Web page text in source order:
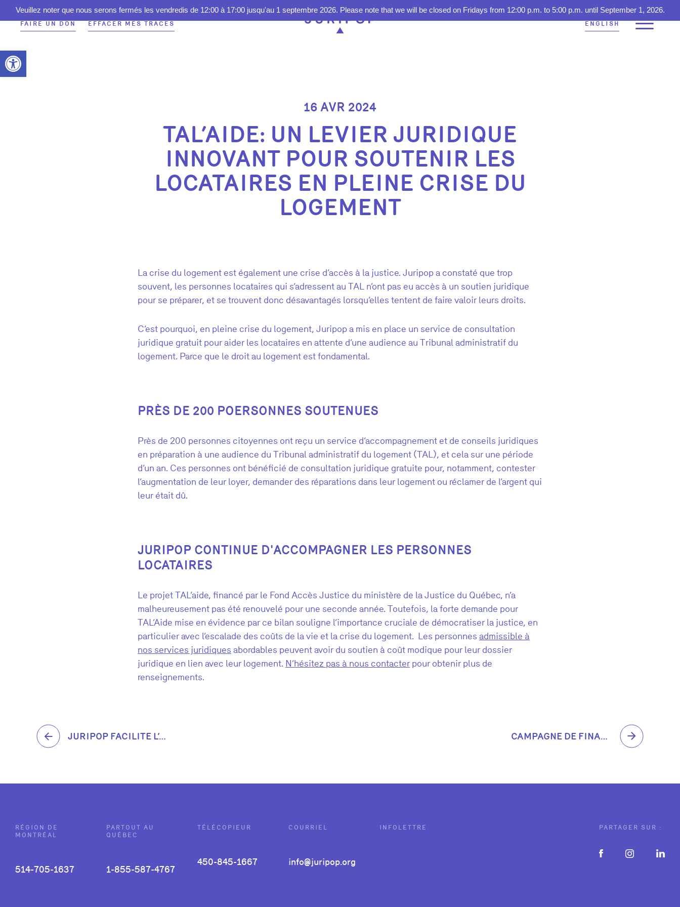
Veuillez noter que nous serons fermés les vendredis de 12:00 à 17:00 jusqu'au 1 septembre 2026. Please note that we will be closed on Fridays from 12:00 p.m. to 5:00 p.m. until September 1, 2026.
Ouvrir la barre d’outils
FAIRE UN DON EFFACER MES TRACES ENGLISH
16 AVR 2024
TAL’AIDE: UN LEVIER JURIDIQUE
INNOVANT POUR SOUTENIR LES
LOCATAIRES EN PLEINE CRISE DU
LOGEMENT
La crise du logement est également une crise d’accès à la justice. Juripop a constaté que trop
souvent, les personnes locataires qui s’adressent au TAL n’ont pas eu accès à un soutien juridique
pour se préparer, et se trouvent donc désavantagés lorsqu’elles tentent de faire valoir leurs droits.
C’est pourquoi, en pleine crise du logement, Juripopa mis en place un service de consultation
juridique gratuit pour aider les locataires en attente d’une audience au Tribunal administratif du
logement. Parce que le droit au logement est fondamental.
PRÈS DE 200 POERSONNES SOUTENUES
Près de 200 personnes citoyennes ont reçu un service d’accompagnement et de conseils juridiques
en préparation à une audience du Tribunal administratif du logement (TAL), et cela sur une période
d’un an. Ces personnes ont bénéficié de consultation juridique gratuite pour, notamment, contester
l’augmentation de leur loyer, demander des réparations dans leur logement ou réclamer de l’argent qui
leur était dû.
JURIPOP CONTINUE D'ACCOMPAGNER LES PERSONNES
LOCATAIRES
Le projetTAL’aide, financé par le Fond Accès Justice du ministère de la Justice du Québec, n’a
malheureusement pas été renouvelé pour une seconde année. Toutefois, la forte demande pour
TAL’Aide mise en évidence par ce bilan souligne l’importance cruciale de démocratiser la justice, en
particulieravec l’escalade des coûts de la vie et la crise du logement. Les personnes admissible à
nos services juridiques abordables peuvent avoir du soutien à coût modique pour leur dossier
juridique en lien avec leur logement. N’hésitez pas à nous contacter pour obtenir plus de
renseignements.
JURIPOP FACILITE L’ACCÈS À LA JUSTICE AVEC LE RETOUR DE SES CONSULTATIONS JURIDIQUES GRATUITES À MONTRÉAL CAMPAGNE DE FINANCEMENT 2024
RÉGION DE
MONTRÉAL
514-705-1637
PARTOUT AU
QUÉBEC
1-855-587-4767
TÉLÉCOPIEUR
450-845-1667
COURRIEL
info@juripop.org
INFOLETTRE PARTAGER SUR :